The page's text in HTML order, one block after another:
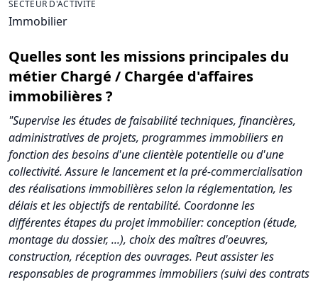
SECTEUR D'ACTIVITÉ
Immobilier
Quelles sont les missions principales du
métier Chargé / Chargée d'affaires
immobilières ?
"Supervise les études de faisabilité techniques, financières,
administratives de projets, programmes immobiliers en
fonction des besoins d'une clientèle potentielle ou d'une
collectivité. Assure le lancement et la pré-commercialisation
des réalisations immobilières selon la réglementation, les
délais et les objectifs de rentabilité. Coordonne les
différentes étapes du projet immobilier: conception (étude,
montage du dossier, ...), choix des maîtres d'oeuvres,
construction, réception des ouvrages. Peut assister les
responsables de programmes immobiliers (suivi des contrats